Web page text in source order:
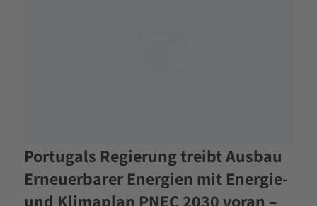
Portugals Regierung treibt Ausbau
Erneuerbarer Energien mit Energie-
und Klimaplan PNEC 2030 voran –